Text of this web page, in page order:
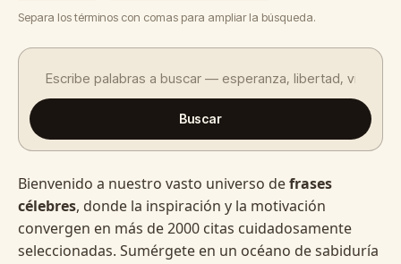
Separa los términos con comas para ampliar la búsqueda.
Buscar
Bienvenido a nuestro vasto universo defrases
célebres, donde la inspiración y la motivación
convergen en más de 2000 citas cuidadosamente
seleccionadas. Sumérgete en un océano de sabiduría